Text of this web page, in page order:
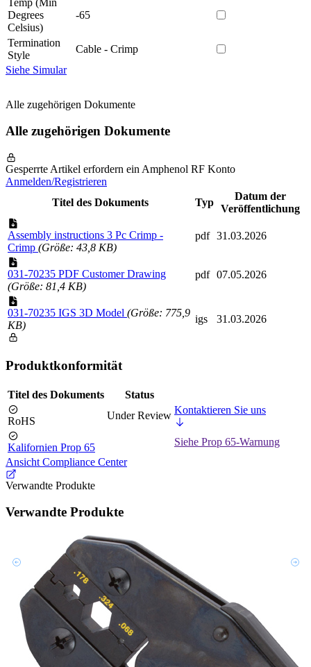
Degrees
Celsius)
-65
Termination
Style
Cable - Crimp
Siehe Simular
Alle zugehörigen Dokumente
Alle zugehörigen Dokumente
Gesperrte Artikel erfordern ein Amphenol RF Konto
Anmelden/Registrieren
Titel des Dokuments
Typ
Datum der
Veröffentlichung
Assembly instructions 3 Pc Crimp -
Crimp (Größe: 43,8 KB)
pdf 31.03.2026
031-70235 PDF Customer Drawing
(Größe: 81,4 KB)
pdf 07.05.2026
031-70235 IGS 3D Model (Größe: 775,9
KB)
igs 31.03.2026
Produktkonformität
Titel des Dokuments Status
RoHS Under Review Kontaktieren Sie uns
Kalifornien Prop 65
Siehe Prop 65-Warnung
Ansicht Compliance Center
Verwandte Produkte
Verwandte Produkte